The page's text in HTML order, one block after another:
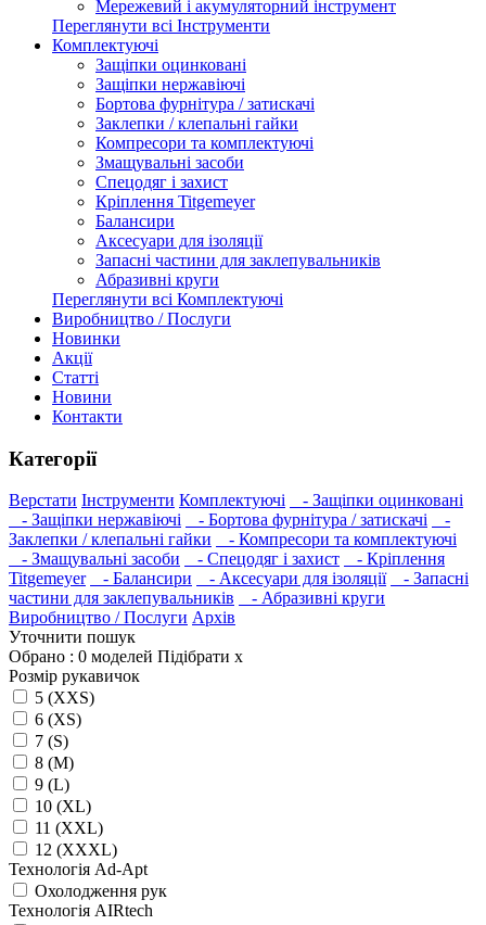
Мережевий і акумуляторний інструмент
Переглянути всі Інструменти
Комплектуючі
Защіпки оцинковані
Защіпки нержавіючі
Бортова фурнітура / затискачі
Заклепки / клепальні гайки
Компресори та комплектуючі
Змащувальні засоби
Спецодяг і захист
Кріплення Titgemeyer
Балансири
Аксесуари для ізоляції
Запасні частини для заклепувальників
Абразивні круги
Переглянути всі Комплектуючі
Виробництво / Послуги
Новинки
Акції
Статті
Новини
Контакти
Категорії
Верстати Інструменти Комплектуючі
- Защіпки оцинковані
- Защіпки нержавіючі
- Бортова фурнітура / затискачі
-
Заклепки / клепальні гайки
- Компресори та комплектуючі
- Змащувальні засоби
- Спецодяг і захист
- Кріплення
Titgemeyer
- Балансири - Аксесуари для ізоляції
- Запасні
частини для заклепувальників
- Абразивні круги
Виробництво / Послуги Архів
Уточнити пошук
Обрано : 0 моделей Підібрати x
Розмір рукавичок
5 (XXS)
6 (XS)
7 (S)
8 (M)
9 (L)
10 (XL)
11 (XXL)
12 (XXXL)
Технологія Ad-Apt
Охолодження рук
Технологія AIRtech